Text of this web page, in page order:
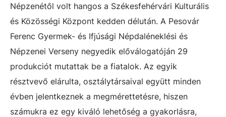
Népzenétől volt hangos a Székesfehérvári Kulturális
és Közösségi Központ kedden délután. A Pesovár
Ferenc Gyermek- és Ifjúsági Népdaléneklési és
Népzenei Verseny negyedik előválogatóján 29
produkciót mutattak be a fiatalok. Az egyik
résztvevő elárulta, osztálytársaival együtt minden
évben jelentkeznek a megmérettetésre, hiszen
számukra ez egy kiváló lehetőség a gyakorlásra,